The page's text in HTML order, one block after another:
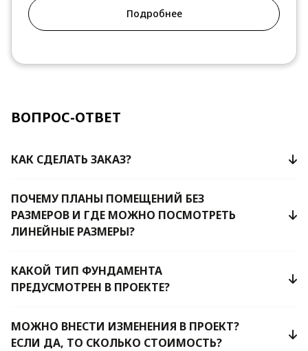
Подробнее
ВОПРОС-ОТВЕТ
КАК СДЕЛАТЬ ЗАКАЗ?
ПОЧЕМУ ПЛАНЫ ПОМЕЩЕНИЙ БЕЗ
РАЗМЕРОВ И ГДЕ МОЖНО ПОСМОТРЕТЬ
ЛИНЕЙНЫЕ РАЗМЕРЫ?
КАКОЙ ТИП ФУНДАМЕНТА
ПРЕДУСМОТРЕН В ПРОЕКТЕ?
МОЖНО ВНЕСТИ ИЗМЕНЕНИЯ В ПРОЕКТ?
ЕСЛИ ДА, ТО СКОЛЬКО СТОИМОСТЬ?